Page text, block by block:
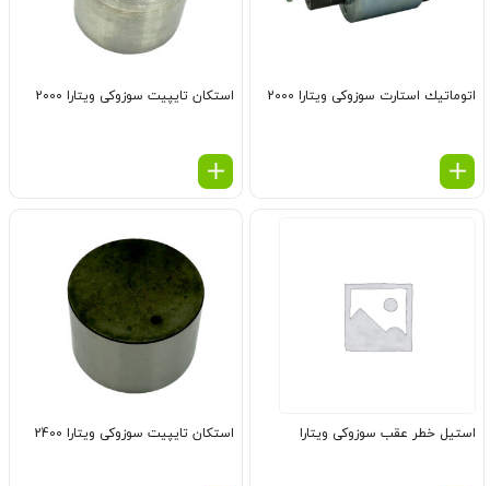
اتوماتیك استارت سوزوکی ویتارا 2000 استكان تایپیت سوزوکی ویتارا 2000
استیل خطر عقب سوزوکی ویتارا استكان تایپیت سوزوکی ویتارا 2400